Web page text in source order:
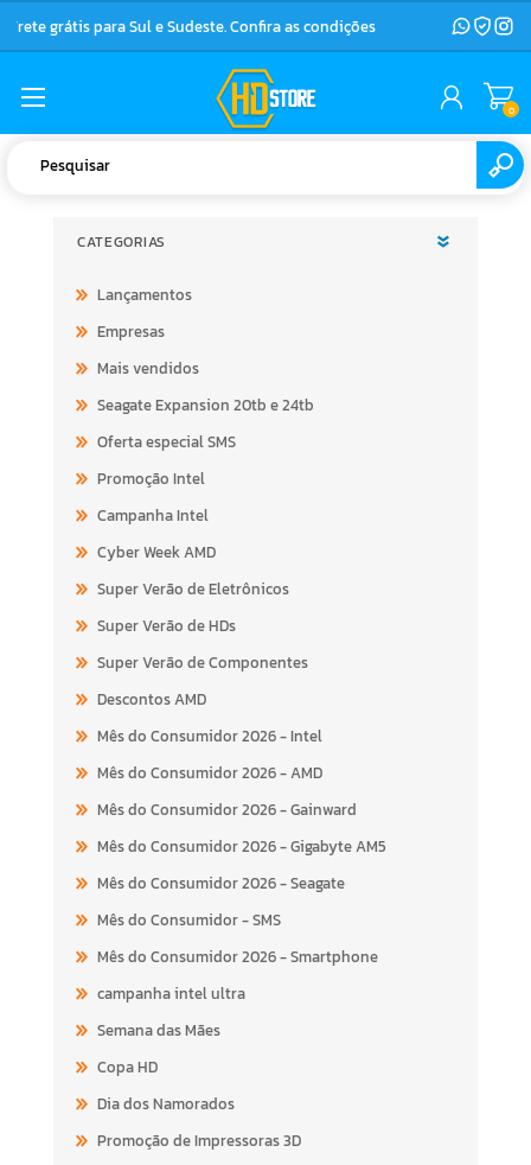
Frete grátis para Sul e Sudeste. Confira as condições
0
CATEGORIAS
Lançamentos
Empresas
Mais vendidos
Seagate Expansion 20tb e 24tb
Oferta especial SMS
Promoção Intel
Campanha Intel
Cyber Week AMD
Super Verão de Eletrônicos
Super Verão de HDs
Super Verão de Componentes
Descontos AMD
Mês do Consumidor 2026 - Intel
Mês do Consumidor 2026 - AMD
Mês do Consumidor 2026 - Gainward
Mês do Consumidor 2026 - Gigabyte AM5
Mês do Consumidor 2026 - Seagate
Mês do Consumidor - SMS
Mês do Consumidor 2026 - Smartphone
campanha intel ultra
Semana das Mães
Copa HD
Dia dos Namorados
Promoção de Impressoras 3D